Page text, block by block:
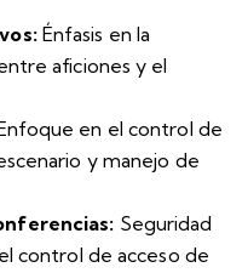
Énfasis en la
aficiones y el
en el control de
y manejo de
Seguridad
control de acceso de